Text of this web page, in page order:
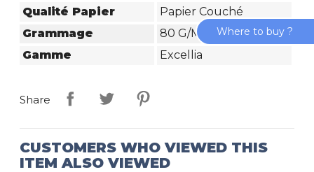
Qualité Papier
Papier Couché
Grammage
80 G/m²
Gamme
Excellia
Share
CUSTOMERS WHO VIEWED THIS
ITEM ALSO VIEWED
Where to buy ?